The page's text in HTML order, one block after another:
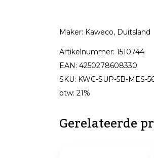
Maker: Kaweco, Duitsland
Artikelnummer: 1510744
EAN: 4250278608330
SKU: KWC-SUP-5B-MES-
btw: 21%
Gerelateerde